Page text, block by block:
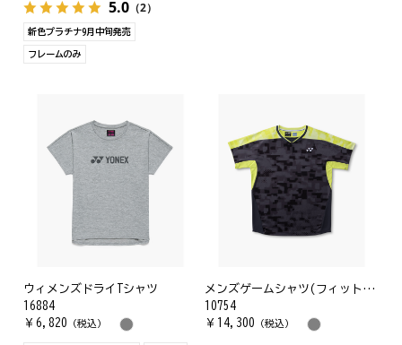
5.0 （2）
新色プラチナ9月中旬発売
フレームのみ
ウィメンズドライTシャツ
16884
￥ 6,820 （税込）
メンズゲームシャツ(フィットスタイル)
10754
￥ 14,300 （税込）